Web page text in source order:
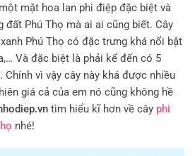
mặt hoa lan phi điệp đặc biệt và
đất Phú Thọ mà ai ai cũng biết. Cây
Phú Thọ có đặc trưng khá nổi bật
Và đặc biệt là phải kể đến có 5
Chính vì vậy cây này khá được nhiều
giá cả của em nó cũng không hề
tìm hiểu kĩ hơn về cây phi
nhé!